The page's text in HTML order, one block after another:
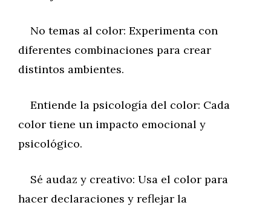
No temas al color: Experimenta con
diferentes combinaciones para crear
distintos ambientes.
Entiende la psicología del color: Cada
color tiene un impacto emocional y
psicológico.
Sé audaz y creativo: Usa el color para
hacer declaraciones y reflejar la